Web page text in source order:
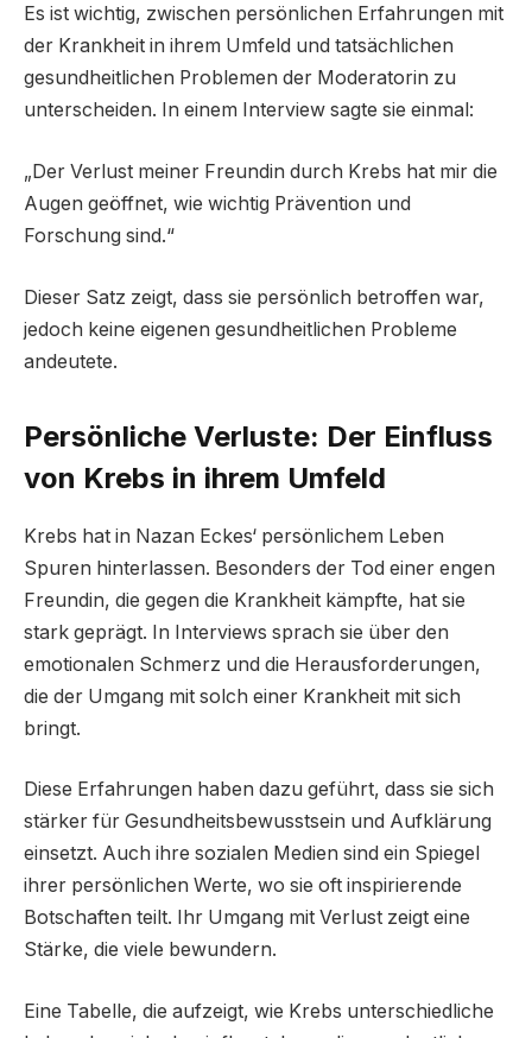
Es ist wichtig, zwischen persönlichen Erfahrungen mit
der Krankheit in ihrem Umfeld und tatsächlichen
gesundheitlichen Problemen der Moderatorin zu
unterscheiden. In einem Interview sagte sie einmal:
„Der Verlust meiner Freundin durch Krebs hat mir die
Augen geöffnet, wie wichtig Prävention und
Forschung sind.“
Dieser Satz zeigt, dass sie persönlich betroffen war,
jedoch keine eigenen gesundheitlichen Probleme
andeutete.
Persönliche Verluste: Der Einfluss
von Krebs in ihrem Umfeld
Krebs hat in Nazan Eckes‘ persönlichem Leben
Spuren hinterlassen. Besonders der Tod einer engen
Freundin, die gegen die Krankheit kämpfte, hat sie
stark geprägt. In Interviews sprach sie über den
emotionalen Schmerz und die Herausforderungen,
die der Umgang mit solch einer Krankheit mit sich
bringt.
Diese Erfahrungen haben dazu geführt, dass sie sich
stärker für Gesundheitsbewusstsein und Aufklärung
einsetzt. Auch ihre sozialen Medien sind ein Spiegel
ihrer persönlichen Werte, wo sie oft inspirierende
Botschaften teilt. Ihr Umgang mit Verlust zeigt eine
Stärke, die viele bewundern.
Eine Tabelle, die aufzeigt, wie Krebs unterschiedliche